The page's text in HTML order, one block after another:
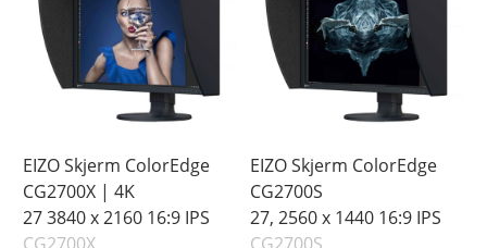
EIZO Skjerm ColorEdge
CG2700X | 4K
27 3840 x 2160 16:9 IPS
EIZO Skjerm ColorEdge
CG2700S
27, 2560 x 1440 16:9 IPS